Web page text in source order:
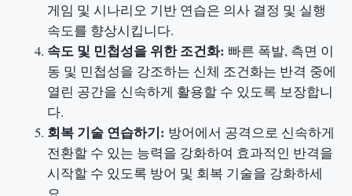
게임 및 시나리오 기반 연습은 의사 결정 및 실행
속도를 향상시킵니다.
속도 및 민첩성을 위한 조건화: 빠른 폭발, 측면 이
동 및 민첩성을 강조하는 신체 조건화는 반격 중에
열린 공간을 신속하게 활용할 수 있도록 보장합니
다.
회복 기술 연습하기: 방어에서 공격으로 신속하게
전환할 수 있는 능력을 강화하여 효과적인 반격을
시작할 수 있도록 방어 및 회복 기술을 강화하세